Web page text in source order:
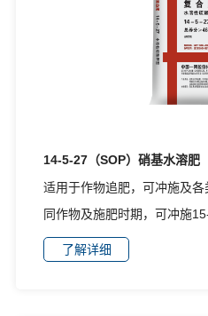
14-5-27（SOP）硝基水溶肥
适用于作物追肥，可冲施及各类
同作物及施肥时期，可冲施
米）；或将本品溶解过滤后喷
了解详细